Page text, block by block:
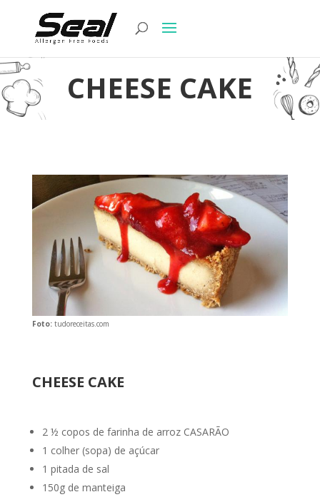
CHEESE CAKE
Foto:tudoreceitas.com
CHEESE CAKE
2 ½ copos de farinha de arroz CASARÃO
1 colher (sopa) de açúcar
1 pitada de sal
150g de manteiga